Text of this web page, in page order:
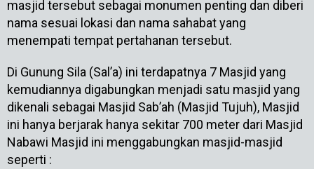
masjid tersebut sebagai monumen penting dan diberi
nama sesuai lokasi dan nama sahabat yang
menempati tempat pertahanan tersebut.
Di Gunung Sila (Sal’a) ini terdapatnya 7 Masjid yang
kemudiannya digabungkan menjadi satu masjid yang
dikenali sebagai Masjid Sab’ah (Masjid Tujuh), Masjid
ini hanya berjarak hanya sekitar 700 meter dari Masjid
Nabawi Masjid ini menggabungkan masjid-masjid
seperti :